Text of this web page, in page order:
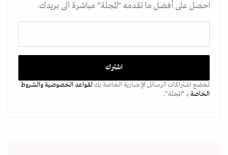
احصل على أفضل ما تقدمه "المجلة" مباشرة الى بريدك.
تخضع اشتراكات الرسائل الإخبارية الخاصة بكلقواعد الخصوصيةوالشروط
الخاصة بـ “المجلة".